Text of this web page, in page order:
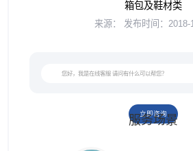
箱包及鞋材类
来源： 发布时间：2018-
立即咨询
服务场景